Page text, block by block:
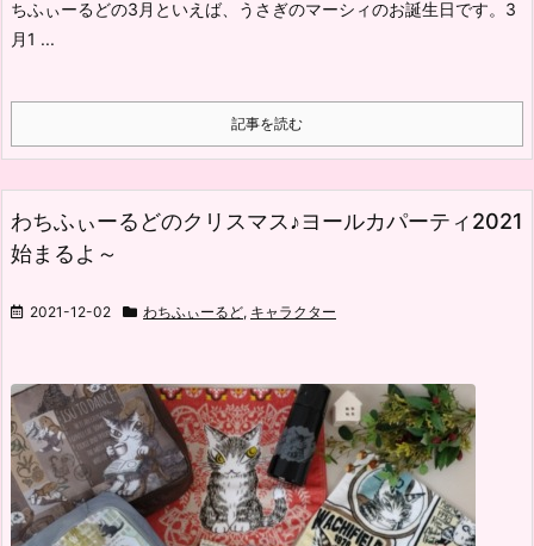
ちふぃーるどの3月といえば、うさぎのマーシィのお誕生日です。 3
月1 ...
記事を読む
わちふぃーるどのクリスマス♪ヨールカパーティ2021
始まるよ～
2021-12-02 わちふぃーるど, キャラクター